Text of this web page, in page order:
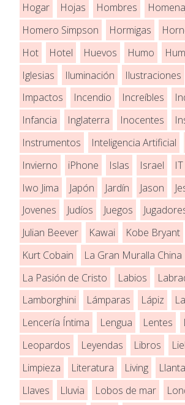
Hogar
Hojas Hombres
Homero Simpson
Hormigas
Hot
Hotel Huevos Humo
Iglesias
Iluminación Ilustraciones
Impactos
Incendio Increíbles
Infancia
Inglaterra Inocentes
Instrumentos
Inteligencia Artificial
Invierno
iPhone Islas Israel IT
Iwo Jima
Japón Jardín Jason
Jovenes
Judíos Juegos
Julian Beever
Kawai Kobe Bryant
Kurt Cobain
La Gran Muralla China
La Pasión de Cristo
Labios
Lamborghini
Lámparas Lápiz
Lencería Íntima
Lengua Lentes
Leopardos
Leyendas Libros
Limpieza
Literatura Living
Llaves
Lluvia Lobos de mar